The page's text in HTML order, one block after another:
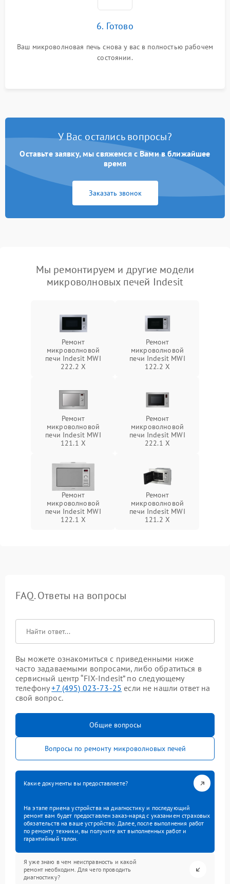
6. Готово
Ваш микроволновая печь снова у вас в полностью рабочем
состоянии.
У Вас остались вопросы?
Оставьте заявку, мы свяжемся с Вами в ближайшее
время
Заказать звонок
Мы ремонтируем и другие модели
микроволновых печей Indesit
Ремонт
микроволновой
печи Indesit MWI
222.2 X
Ремонт
микроволновой
печи Indesit MWI
122.2 X
Ремонт
микроволновой
печи Indesit MWI
121.1 X
Ремонт
микроволновой
печи Indesit MWI
222.1 X
Ремонт
микроволновой
печи Indesit MWI
122.1 X
Ремонт
микроволновой
печи Indesit MWI
121.2 X
FAQ. Ответы на вопросы
Вы можете ознакомиться с приведенными ниже
часто задаваемыми вопросами, либо обратиться в
сервисный центр “FIX-Indesit” по следующему
телефону+7 (495) 023-73-25 если не нашли ответ на
свой вопрос.
Общие вопросы
Вопросы по ремонту микроволновых печей
Какие документы вы предоставляете?
На этапе приема устройства на диагностику и последующий
ремонт вам будет предоставлен заказ-наряд с указанием страховых
обязательств на ваше устройство. Далее, после выполнения работ
по ремонту техники, вы получите акт выполненных работ и
гарантийный талон.
Я уже знаю в чем неисправность и какой
ремонт необходим. Для чего проводить
диагностику?